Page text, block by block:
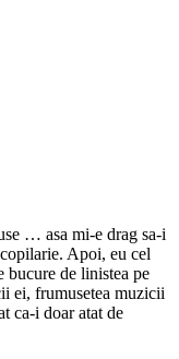
… asa mi-e drag sa-i
Apoi, eu cel
bucure de linistea pe
ei, frumusetea muzicii
ca-i doar atat de